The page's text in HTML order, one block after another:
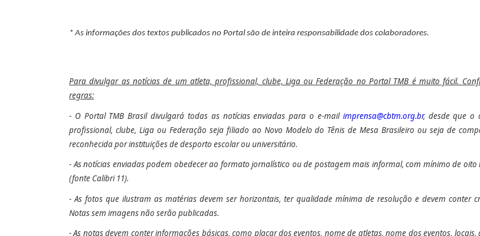
* As informações dos textos publicados no Portal são de inteira responsabilidade dos colaboradores.
Para divulgar as notícias de um atleta, profissional, clube, Liga ou Federação no Portal TMB é muito fácil.
regras:
- O Portal TMB Brasil divulgará todas as notícias enviadas para o e-mail imprensa@cbtm.org.br, desde que o
profissional, clube, Liga ou Federação seja filiado ao Novo Modelo do Tênis de Mesa Brasileiro ou seja de
reconhecida por instituições de desporto escolar ou universitário.
- As notícias enviadas podem obedecer ao formato jornalístico ou de postagem mais informal, com mínimo de oito
(fonte Calibri 11).
- As fotos que ilustram as matérias devem ser horizontais, ter qualidade mínima de resolução e devem conter
Notas sem imagens não serão publicadas.
- As notas devem conter informações básicas, como placar dos eventos, nome de atletas, nome dos eventos, locais,